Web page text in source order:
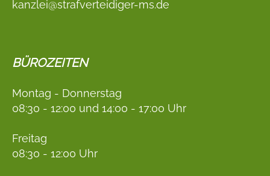
kanzlei@strafverteidiger-ms.de
BÜROZEITEN
Montag - Donnerstag
08:30 - 12:00 und 14:00 - 17:00 Uhr
Freitag
08:30 - 12:00 Uhr